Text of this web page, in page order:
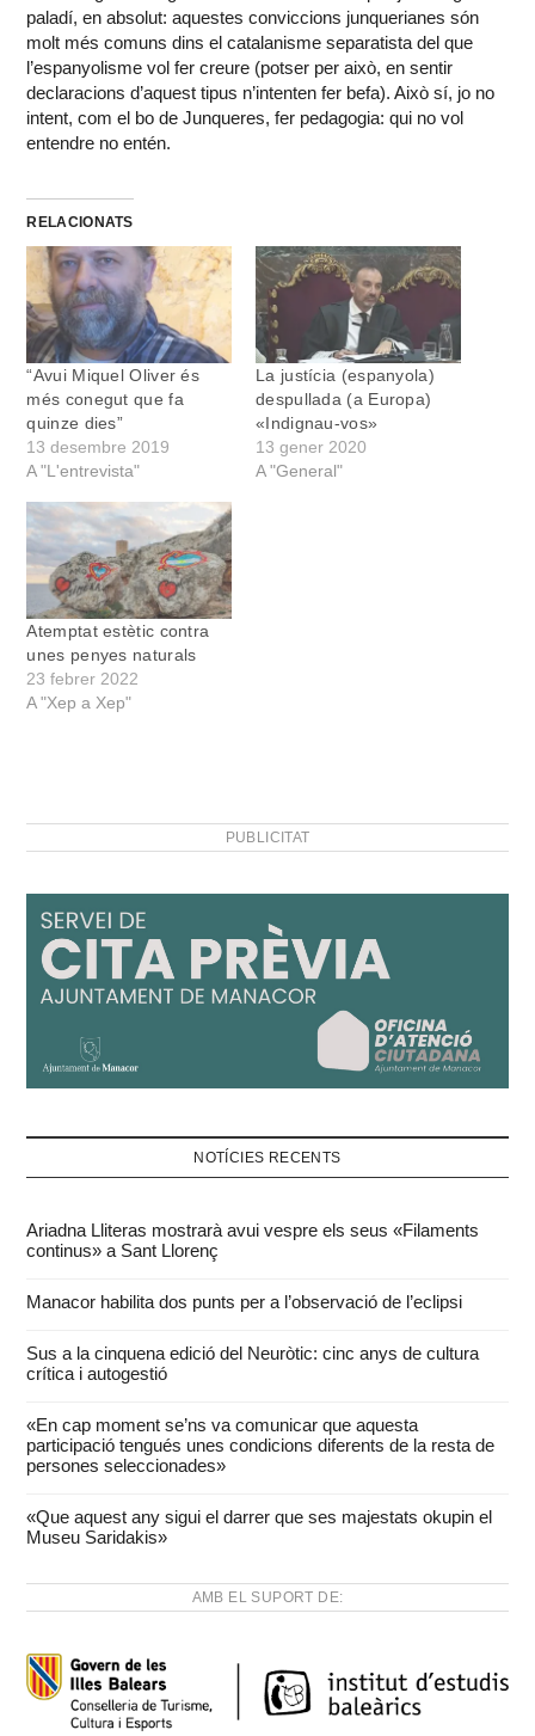
paladí, en absolut: aquestes conviccions junquerianes són
molt més comuns dins el catalanisme separatista del que
l’espanyolisme vol fer creure (potser per això, en sentir
declaracions d’aquest tipus n’intenten fer befa). Això sí, jo no
intent, com el bo de Junqueres, fer pedagogia: qui no vol
entendre no entén.
RELACIONATS
“Avui Miquel Oliver és
més conegut que fa
quinze dies”
13 desembre 2019
A "L'entrevista"
La justícia (espanyola)
despullada (a Europa)
«Indignau-vos»
13 gener 2020
A "General"
Atemptat estètic contra
unes penyes naturals
23 febrer 2022
A "Xep a Xep"
PUBLICITAT
NOTÍCIES RECENTS
Ariadna Lliteras mostrarà avui vespre els seus «Filaments
continus» a Sant Llorenç
Manacor habilita dos punts per a l’observació de l’eclipsi
Sus a la cinquena edició del Neuròtic: cinc anys de cultura
crítica i autogestió
«En cap moment se’ns va comunicar que aquesta
participació tengués unes condicions diferents de la resta de
persones seleccionades»
«Que aquest any sigui el darrer que ses majestats okupin el
Museu Saridakis»
AMB EL SUPORT DE: